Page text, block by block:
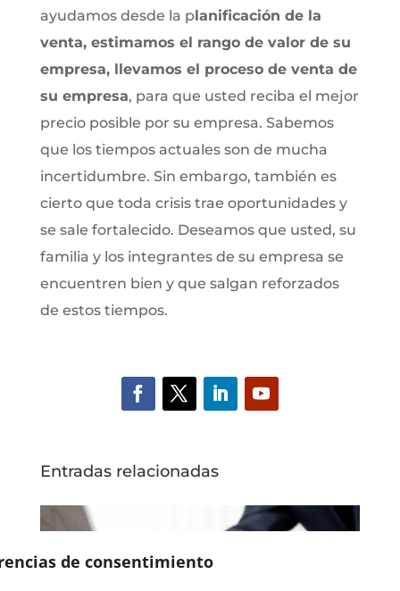
de consentimiento
ayudamos desde la planificación de la
venta, estimamos el rango de valor de su
empresa, llevamos el proceso de venta de
su empresa, para que usted reciba el mejor
precio posible por su empresa. Sabemos
que los tiempos actuales son de mucha
incertidumbre. Sin embargo, también es
cierto que toda crisis trae oportunidades y
se sale fortalecido. Deseamos que usted, su
familia y los integrantes de su empresa se
encuentren bien y que salgan reforzados
de estos tiempos.
Entradas relacionadas